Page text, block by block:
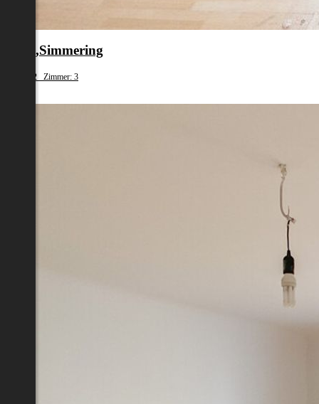
11.,Simmering
62 Zimmer: 3